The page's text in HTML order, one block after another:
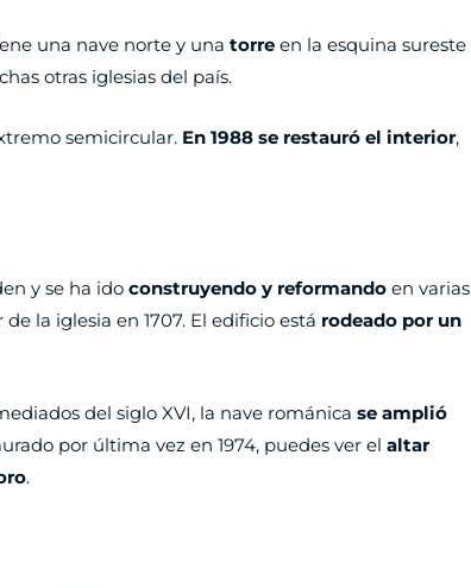
una nave norte y una torre en la esquina sureste
otras iglesias del país.
semicircular. En 1988 se restauró el interior,
y se ha ido construyendo y reformando en varias
la iglesia en 1707. El edificio está rodeado por un
del siglo XVI, la nave románica se amplió
por última vez en 1974, puedes ver el altar
.